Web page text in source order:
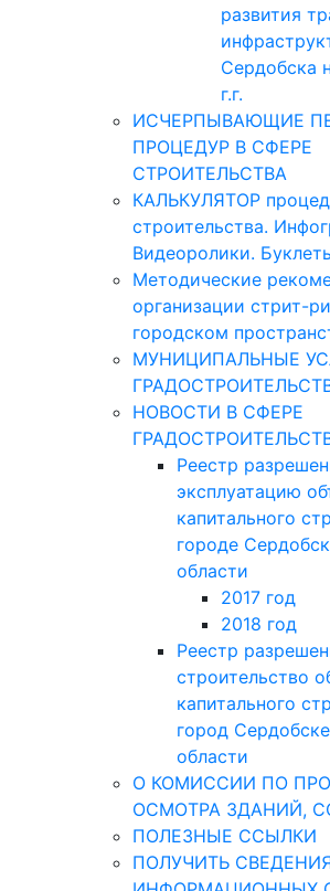
развития
Сердобска
г.г.
ИСЧЕРПЫВАЮЩИЕ
ПРОЦЕДУР В СФЕРЕ
СТРОИТЕЛЬСТВА
КАЛЬКУЛЯТОР
строительства.
Видеоролики.
Методические
организации стрит-
городском
МУНИЦИПАЛЬНЫЕ
НОВОСТИ В СФЕРЕ
Реестр
эксплуатацию
капитального
городе
области
2017 год
2018 год
Реестр
строительство
капитального
город
области
О КОМИССИИ ПО
ОСМОТРА ЗДАНИЙ,
ПОЛЕЗНЫЕ ССЫЛКИ
ПОЛУЧИТЬ